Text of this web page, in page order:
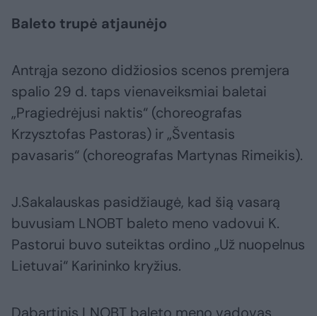
Baleto trupė atjaunėjo
Antrąja sezono didžiosios scenos premjera
spalio 29 d. taps vienaveiksmiai baletai
„Pragiedrėjusi naktis“ (choreografas
Krzysztofas Pastoras) ir „Šventasis
pavasaris“ (choreografas Martynas Rimeikis).
J.Sakalauskas pasidžiaugė, kad šią vasarą
buvusiam LNOBT baleto meno vadovui K.
Pastorui buvo suteiktas ordino „Už nuopelnus
Lietuvai“ Karininko kryžius.
Dabartinis LNOBT baleto meno vadovas